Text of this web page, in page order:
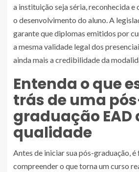
a instituição seja séria, reconhecida
o desenvolvimento do aluno. A
garante que diplomas emitidos por
a mesma validade legal dos
ainda mais a credibilidade da
Entenda o que
trás de uma
graduação EAD
qualidade
Antes de iniciar sua pós-graduação,
compreender o que torna um curso